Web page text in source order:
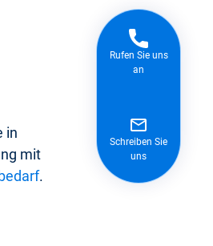
Rufen Sie uns
an
Schreiben Sie
uns
in
mit
.